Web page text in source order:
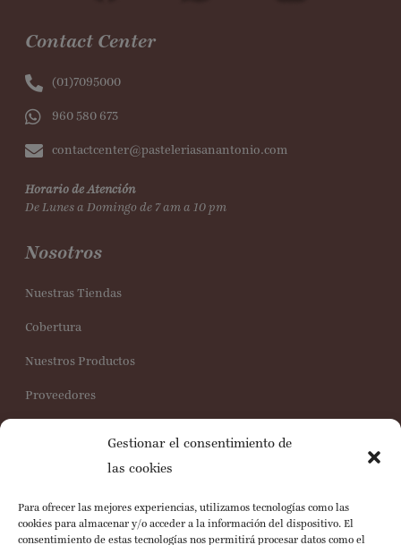
Gestionar el consentimiento de
las cookies
Para ofrecer las mejores experiencias, utilizamos tecnologías como las
cookies para almacenar y/o acceder a la información del dispositivo. El
consentimiento de estas tecnologías nos permitirá procesar datos como el
Contact Center
(01)7095000
960 580 673
contactcenter@pasteleriasanantonio.com
Horario de Atención
De Lunes a Domingo de 7 am a 10 pm
Nosotros
Nuestras Tiendas
Cobertura
Nuestros Productos
Proveedores
Servicio al Cliente
Preguntas Frecuentes